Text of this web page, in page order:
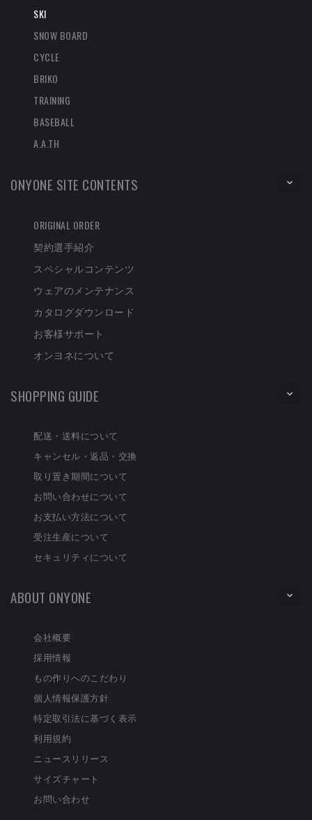
SKI
SNOW BOARD
CYCLE
BRIKO
TRAINING
BASEBALL
A.A.TH
ONYONE SITE CONTENTS
ORIGINAL ORDER
契約選手紹介
スペシャルコンテンツ
ウェアのメンテナンス
カタログダウンロード
お客様サポート
オンヨネについて
SHOPPING GUIDE
配送・送料について
キャンセル・返品・交換
取り置き期間について
お問い合わせについて
お支払い方法について
受注生産について
セキュリティについて
ABOUT ONYONE
会社概要
採用情報
もの作りへのこだわり
個人情報保護方針
特定取引法に基づく表示
利用規約
ニュースリリース
サイズチャート
お問い合わせ